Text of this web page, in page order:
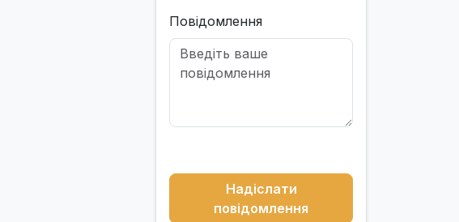
Повідомлення
Надіслати
повідомлення